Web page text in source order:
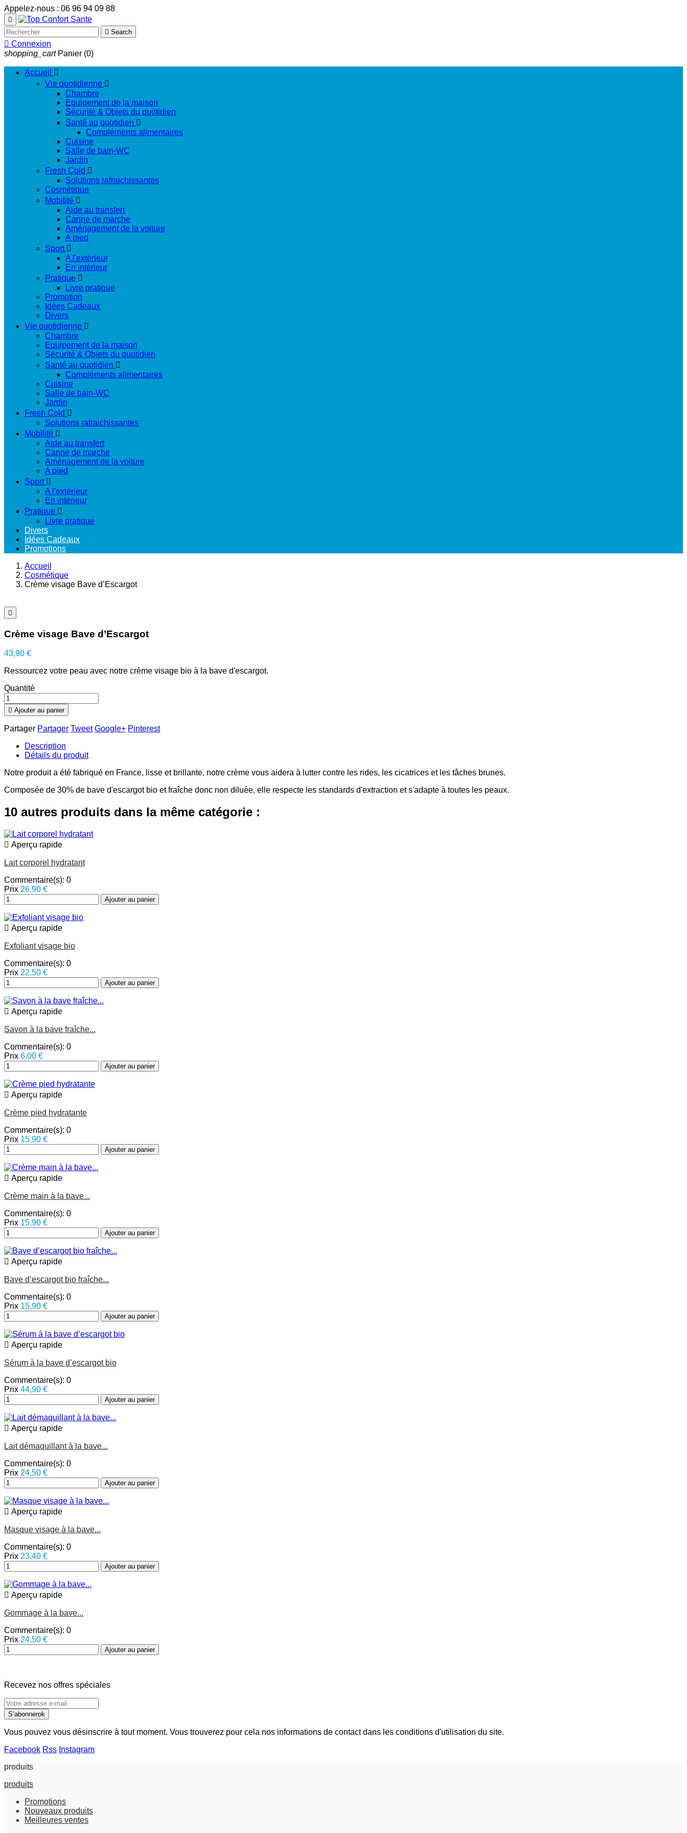
Appelez-nous : 06 96 94 09 88

 Search
 Connexion
shopping_cart Panier (0)
Accueil

Vie quotidienne 
Chambre
Equipement de la maison
Sécurité & Objets du quotidien
Santé au quotidien 
Compléments alimentaires
Cuisine
Salle de bain-WC
Jardin
Fresh Cold 
Solutions rafraichissantes
Cosmétique
Mobilité 
Aide au transfert
Canne de marche
Aménagement de la voiture
A pied
Sport 
A l'extérieur
En intérieur
Pratique 
Livre pratique
Promotion
Idées Cadeaux
Divers
Vie quotidienne 
Chambre
Equipement de la maison
Sécurité & Objets du quotidien
Santé au quotidien 
Compléments alimentaires
Cuisine
Salle de bain-WC
Jardin
Fresh Cold 
Solutions rafraichissantes
Mobilité 
Aide au transfert
Canne de marche
Aménagement de la voiture
A pied
Sport 
A l'extérieur
En intérieur
Pratique 
Livre pratique
Divers
Idées Cadeaux
Promotions
Accueil
Cosmétique
Crème visage Bave d’Escargot

Crème visage Bave d’Escargot
43,90 €
Ressourcez votre peau avec notre crème visage bio à la bave d'escargot.
Quantité
 Ajouter au panier
Partager Partager Tweet Google+ Pinterest
Description
Détails du produit
Notre produit a été fabriqué en France, lisse et brillante, notre crème vous aidera à lutter contre les rides, les cicatrices et les tâches brunes.
Composée de 30% de bave d'escargot bio et fraîche donc non diluée, elle respecte les standards d'extraction et s'adapte à toutes les peaux.
10 autres produits dans la même catégorie :
 Aperçu rapide
Lait corporel hydratant
Commentaire(s): 0
Prix 26,90 €
Ajouter au panier
 Aperçu rapide
Exfoliant visage bio
Commentaire(s): 0
Prix 22,50 €
Ajouter au panier
 Aperçu rapide
Savon à la bave fraîche...
Commentaire(s): 0
Prix 6,00 €
Ajouter au panier
 Aperçu rapide
Crème pied hydratante
Commentaire(s): 0
Prix 15,90 €
Ajouter au panier
 Aperçu rapide
Crème main à la bave...
Commentaire(s): 0
Prix 15,90 €
Ajouter au panier
 Aperçu rapide
Bave d’escargot bio fraîche...
Commentaire(s): 0
Prix 15,90 €
Ajouter au panier
 Aperçu rapide
Sérum à la bave d’escargot bio
Commentaire(s): 0
Prix 44,90 €
Ajouter au panier
 Aperçu rapide
Lait démaquillant à la bave...
Commentaire(s): 0
Prix 24,50 €
Ajouter au panier
 Aperçu rapide
Masque visage à la bave...
Commentaire(s): 0
Prix 23,40 €
Ajouter au panier
 Aperçu rapide
Gommage à la bave...
Commentaire(s): 0
Prix 24,50 €
Ajouter au panier
Recevez nos offres spéciales
S’abonnerok
Vous pouvez vous désinscrire à tout moment. Vous trouverez pour cela nos informations de contact dans les conditions d'utilisation du site.
Facebook Rss Instagram
produits
produits
Promotions
Nouveaux produits
Meilleures ventes